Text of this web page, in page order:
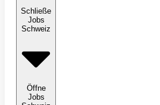
Schließe
Jobs
Schweiz
Öffne
Jobs